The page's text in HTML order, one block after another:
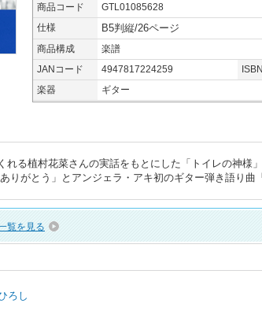
商品コード
GTL01085628
仕様
B5判縦/26ページ
商品構成
楽譜
JANコード
4947817224259
楽器
ギター
れる植村花菜さんの実話をもとにした「トイレの神様
りがとう」とアンジェラ・アキ初のギター弾き語り
覧を見る
ろし